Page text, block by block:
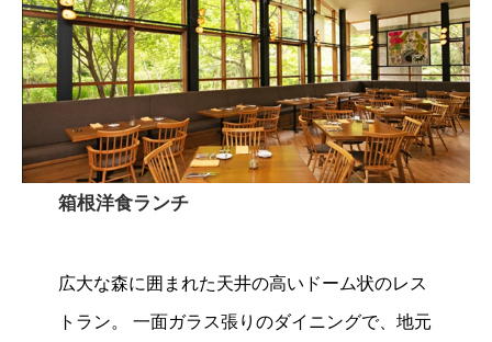
箱根洋食ランチ
広大な森に囲まれた天井の高いドーム状のレス
トラン。 一面ガラス張りのダイニングで、地元